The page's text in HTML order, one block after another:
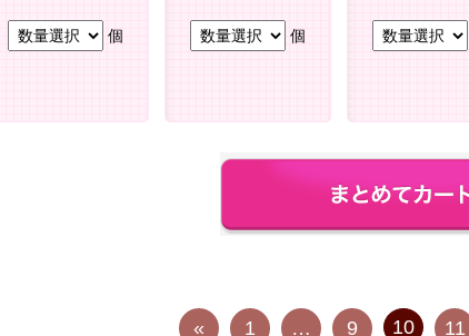
個 個
« 1 … 9 10 11